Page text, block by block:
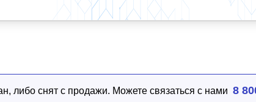
либо снят с продажи. Можете связаться с нами 8